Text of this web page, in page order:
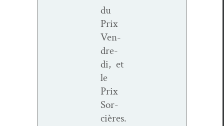
du
Prix
Ven­
dre­
di, et
le
Prix
Sor­
cières.